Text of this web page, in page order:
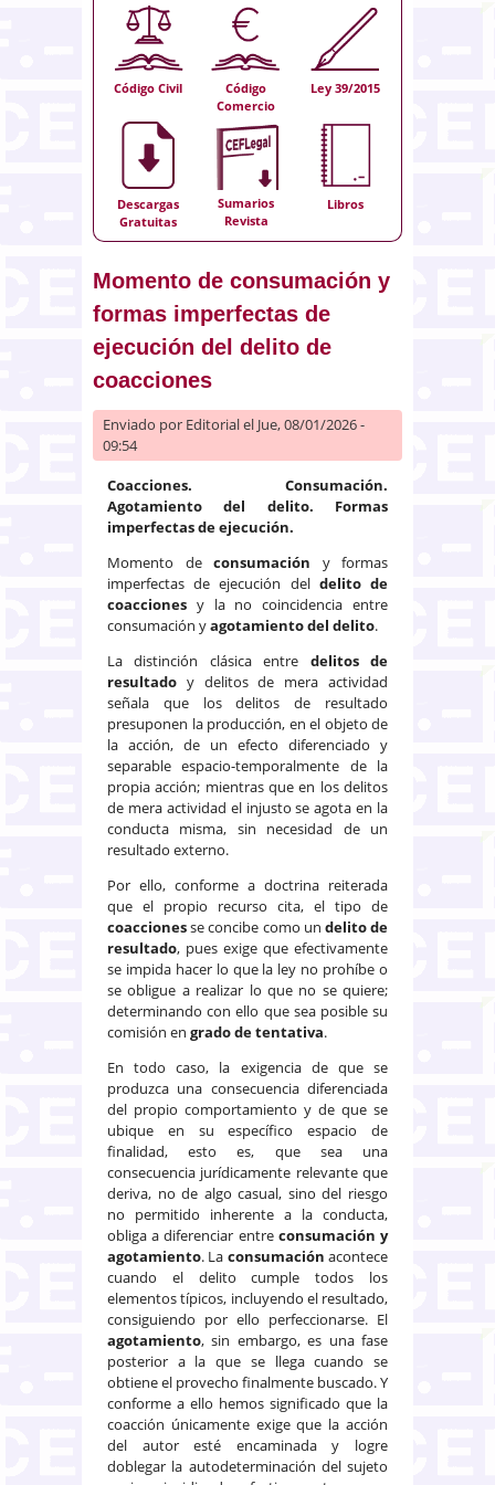
Código Civil
Código
Comercio
Ley 39/2015
Descargas
Gratuitas
Sumarios
Revista
Libros
Momento de consumación y
formas imperfectas de
ejecución del delito de
coacciones
Enviado por Editorialel Jue, 08/01/2026 -
09:54
Coacciones. Consumación.
Agotamiento del delito. Formas
imperfectas de ejecución.
Momento de consumación y formas
imperfectas de ejecución del delito de
coacciones y la no coincidencia entre
consumación yagotamiento del delito.
La distinción clásica entre delitos de
resultado y delitos de mera actividad
señala que los delitos de resultado
presuponen la producción, en el objeto de
la acción, de un efecto diferenciado y
separable espacio-temporalmente de la
propia acción; mientras que en los delitos
de mera actividad el injusto se agota en la
conducta misma, sin necesidad de un
resultado externo.
Por ello, conforme a doctrina reiterada
que el propio recurso cita, el tipo de
coaccionesse concibe como un delito de
resultado, pues exige que efectivamente
se impida hacer lo que la ley no prohíbe o
se obligue a realizar lo que no se quiere;
determinando con ello que sea posible su
comisión en grado de tentativa.
En todo caso, la exigencia de que se
produzca una consecuencia diferenciada
del propio comportamiento y de que se
ubique en su específico espacio de
finalidad, esto es, que sea una
consecuencia jurídicamente relevante que
deriva, no de algo casual, sino del riesgo
no permitido inherente a la conducta,
obliga a diferenciar entre consumación y
agotamiento. La consumación acontece
cuando el delito cumple todos los
elementos típicos, incluyendo el resultado,
consiguiendo por ello perfeccionarse. El
agotamiento, sin embargo, es una fase
posterior a la que se llega cuando se
obtiene el provecho finalmente buscado. Y
conforme a ello hemos significado que la
coacción únicamente exige que la acción
del autor esté encaminada y logre
doblegar la autodeterminación del sujeto